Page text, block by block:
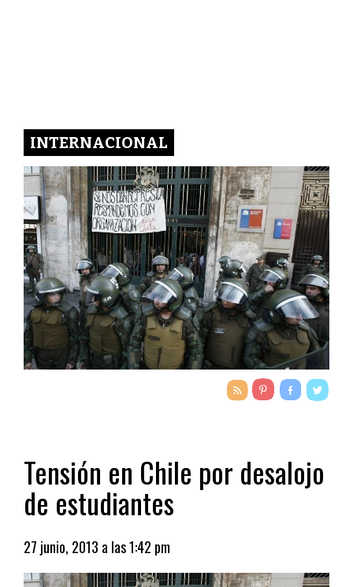
INTERNACIONAL
Tensión en Chile por desalojo
de estudiantes
27 junio, 2013 a las 1:42 pm